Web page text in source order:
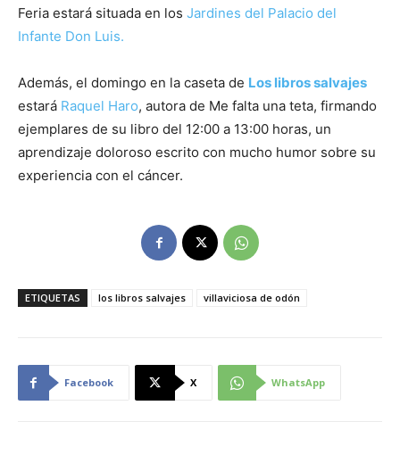
Feria estará situada en los Jardines del Palacio del
Infante Don Luis.
Además, el domingo en la caseta de Los libros salvajes
estará Raquel Haro, autora de Me falta una teta, firmando
ejemplares de su libro del 12:00 a 13:00 horas, un
aprendizaje doloroso escrito con mucho humor sobre su
experiencia con el cáncer.
ETIQUETAS los libros salvajes villaviciosa de odón
Facebook X WhatsApp